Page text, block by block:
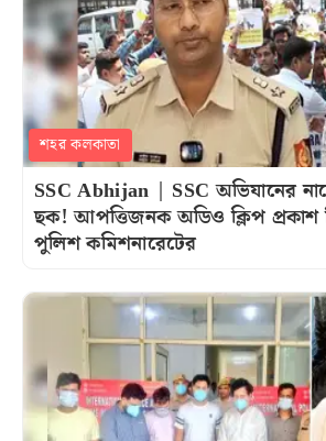
শহর কলকাতা
SSC Abhijan | SSC অভিযানের
ছক! আপত্তিজনক অডিও ক্লিপ প্রকাশ
পুলিশ কমিশনারেটের